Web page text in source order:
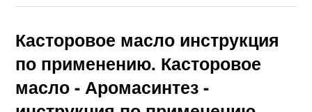
Касторовое масло инструкция
по применению. Касторовое
масло - Аромасинтез -